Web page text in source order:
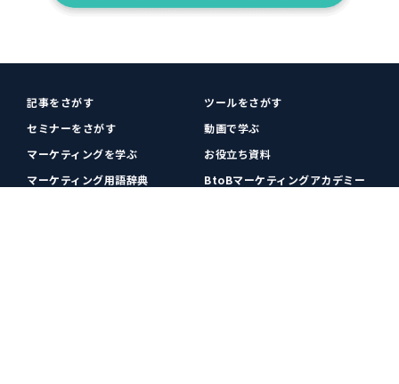
記事をさがす
ツールをさがす
セミナーをさがす
動画で学ぶ
マーケティングを学ぶ
お役立ち資料
マーケティング用語辞典
BtoBマーケティングアカデミー